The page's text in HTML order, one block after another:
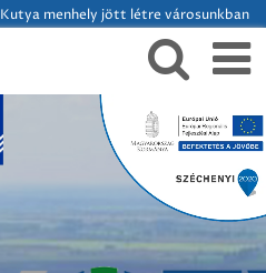
Kutya menhely jött létre városunkban